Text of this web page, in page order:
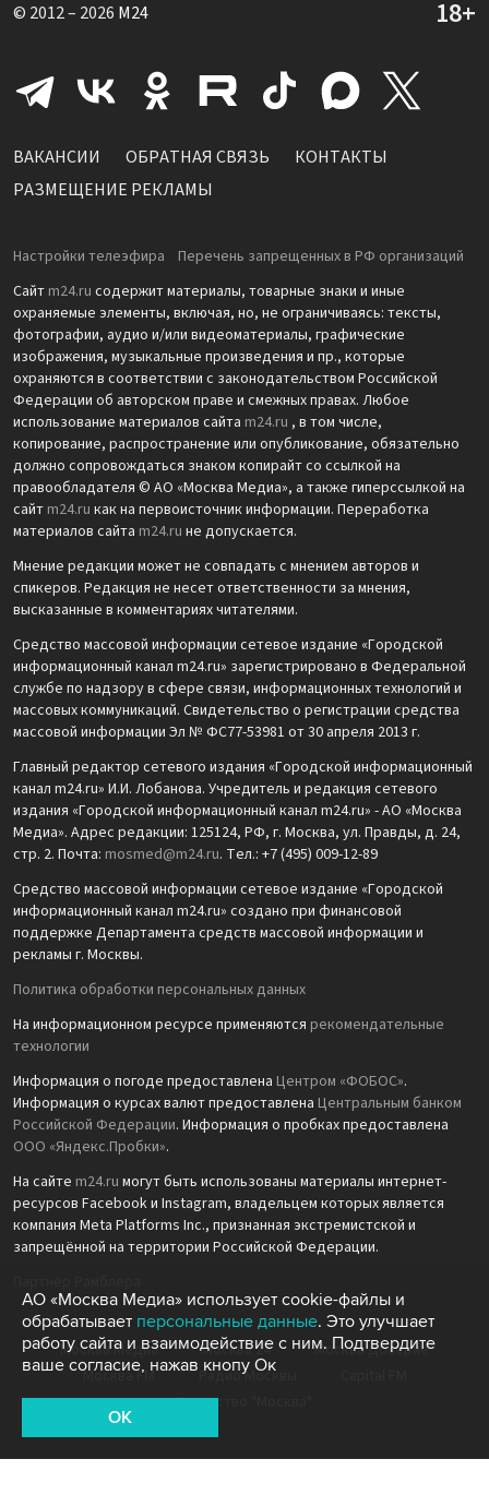
© 2012 – 2026 M24
ВАКАНСИИ ОБРАТНАЯ СВЯЗЬ
КОНТАКТЫ
РАЗМЕЩЕНИЕ РЕКЛАМЫ
Настройки телеэфира
Перечень запрещенных в РФ организаций
Сайт m24.ru содержит материалы, товарные знаки и иные
охраняемые элементы, включая, но, не ограничиваясь: тексты,
фотографии, аудио и/или видеоматериалы, графические
изображения, музыкальные произведения и пр., которые
охраняются в соответствии с законодательством Российской
Федерации об авторском праве и смежных правах. Любое
использование материалов сайта m24.ru , в том числе,
копирование, распространение или опубликование, обязательно
должно сопровождаться знаком копирайт со ссылкой на
правообладателя © АО «Москва Медиа», а также гиперссылкой на
сайт m24.ru как на первоисточник информации. Переработка
материалов сайта m24.ru не допускается.
Мнение редакции может не совпадать с мнением авторов и
спикеров. Редакция не несет ответственности за мнения,
высказанные в комментариях читателями.
Средство массовой информации сетевое издание «Городской
информационный канал m24.ru» зарегистрировано в Федеральной
службе по надзору в сфере связи, информационных технологий и
массовых коммуникаций. Свидетельство о регистрации средства
массовой информации Эл № ФС77-53981 от 30 апреля 2013 г.
Главный редактор сетевого издания «Городской информационный
канал m24.ru» И.И. Лобанова. Учредитель и редакция сетевого
издания «Городской информационный канал m24.ru» - АО «Москва
Медиа». Адрес редакции: 125124, РФ, г. Москва, ул. Правды, д. 24,
стр. 2. Почта: mosmed@m24.ru. Тел.: +7 (495) 009-12-89
Средство массовой информации сетевое издание «Городской
информационный канал m24.ru» создано при финансовой
поддержке Департамента средств массовой информации и
рекламы г. Москвы.
Политика обработки персональных данных
На информационном ресурсе применяются рекомендательные
технологии
Информация о погоде предоставлена Центром «ФОБОС».
Информация о курсах валют предоставлена Центральным банком
Российской Федерации. Информация о пробках предоставлена
ООО «Яндекс.Пробки».
На сайте m24.ru могут быть использованы материалы интернет-
ресурсов Facebook и Instagram, владельцем которых является
компания Meta Platforms Inc., признанная экстремистской и
запрещённой на территории Российской Федерации.
Москва Медиа Москва 24
Москва Доверие
Москва FM
Радио Москвы
Агентство "Москва"
АО «Москва Медиа» использует cookie-файлы и
обрабатывает персональные данные. Это улучшает
работу сайта и взаимодействие с ним. Подтвердите
ваше согласие, нажав кнопу Ок
OK